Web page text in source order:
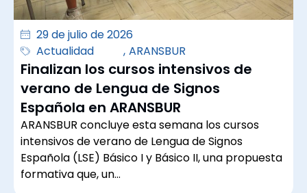
29 de julio de 2026
Actualidad
, ARANSBUR
Finalizan los cursos intensivos de
verano de Lengua de Signos
Española en ARANSBUR
ARANSBUR concluye esta semana los cursos
intensivos de verano de Lengua de Signos
Española (LSE) Básico I y Básico II, una propuesta
formativa que, un…